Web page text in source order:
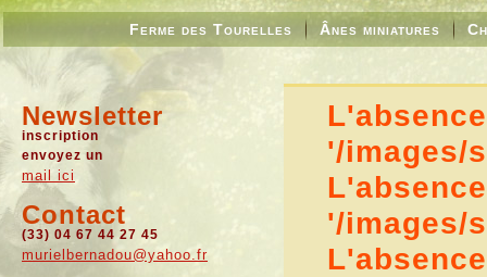
Ferme des Tourelles Ânes miniatures
Newsletter
inscription
envoyez un
mail ici
Contact
(33) 04 67 44 27 45
murielbernadou@yahoo.fr
'/images/
'/images/